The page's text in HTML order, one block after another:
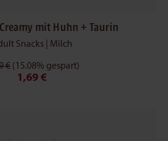
mit Huhn + Taurin
Snacks | Milch
€ (15.08% gespart)
1,69 €